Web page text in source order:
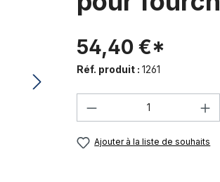
54,40 €*
Réf. produit : 1261
Quantité de
Ajouter à la liste de souhaits